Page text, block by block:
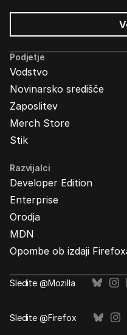
Podjetje
Vodstvo
Novinarsko središče
Zaposlitev
Merch Store
Stik
Razvijalci
Developer Edition
Enterprise
Orodja
MDN
Opombe ob izdaji
Sledite @Mozilla
Sledite @Firefox